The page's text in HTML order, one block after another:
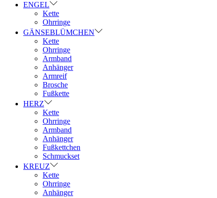
ENGEL
Kette
Ohrringe
GÄNSEBLÜMCHEN
Kette
Ohrringe
Armband
Anhänger
Armreif
Brosche
Fußkette
HERZ
Kette
Ohrringe
Armband
Anhänger
Fußkettchen
Schmuckset
KREUZ
Kette
Ohrringe
Anhänger